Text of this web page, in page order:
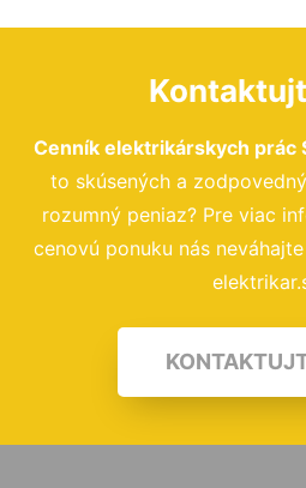
Cenník elektrikárskych prác
to skúsených a
rozumný peniaz? Pre viac
cenovú ponuku nás